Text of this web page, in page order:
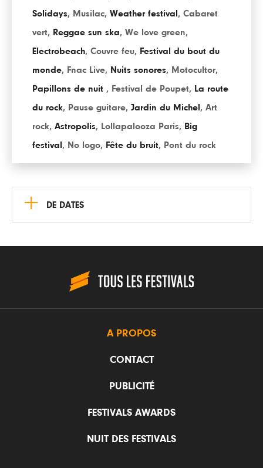
Solidays, Musilac, Weather festival , Cabaret
vert, Reggae sun ska, We love green,
Electrobeach, Couvre feu, Festival du bout du
monde, Fnac Live, Nuits sonores, Motocultor,
Papillons de nuit , Festival de Poupet, La route
du rock, Pause guitare, Jardin du Michel , Art
rock, Astropolis, Lollapalooza Paris, Big
festival , No logo, Fête du bruit, Pont du rock
+ DE DATES
A PROPOS
CONTACT
PUBLICITÉ
FESTIVALS AWARDS
NUIT DES FESTIVALS